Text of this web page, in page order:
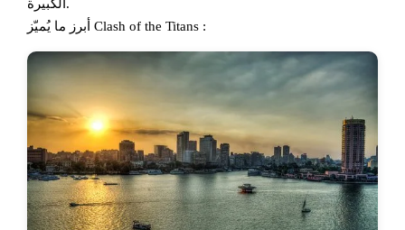
الكبيرة.
أبرز ما يُميّز Clash of the Titans :